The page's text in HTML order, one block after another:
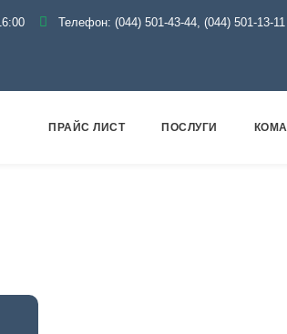
Телефон: (044) 501-43-44, (044) 501-13-11
ПРАЙС ЛИСТ ПОСЛУГИ